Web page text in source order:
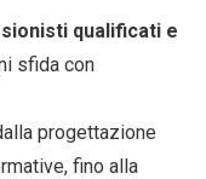
qualificati e
sfida con
progettazione
fino alla